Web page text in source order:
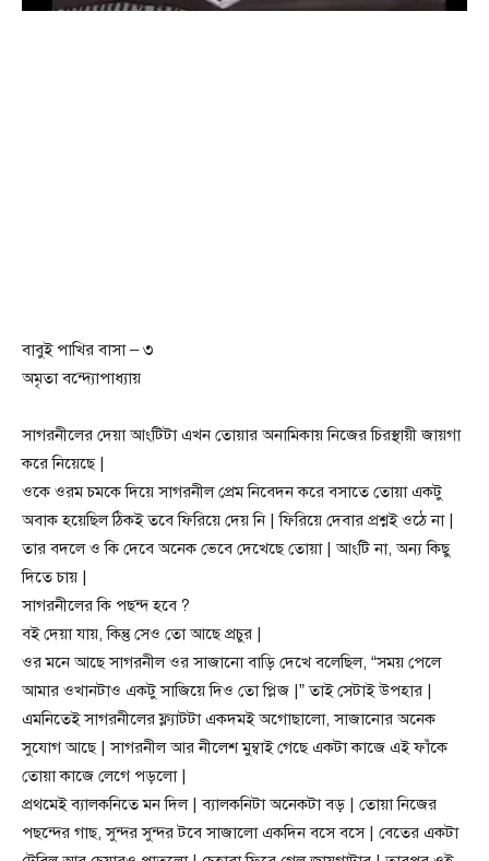
বাবুই পাখির বাসা – ৩
অমৃতা বন্দ্যোপাধ্যায়
সাগরনীলের দেয়া আংটিটা এখন তোয়ার অনামিকায় নিজের চিরস্থায়ী জায়গা
করে নিয়েছে |
ওকে ওরম চমকে দিয়ে সাগরনীল প্রেম নিবেদন করে বসাতে তোয়া একটু
অবাক হয়েছিল ঠিকই তবে ফিরিয়ে দেয় নি | ফিরিয়ে দেবার প্রশ্নই ওঠে না |
তার বদলে ও কি দেবে অনেক ভেবে দেখেছে তোয়া | আংটি না, অন্য কিছু
দিতে চায় |
সাগরনীলের কি পছন্দ হবে ?
বই দেয়া যায়, কিন্তু সেও তো আছে প্রচুর |
ওর মনে আছে সাগরনীল ওর সাজানো বাড়ি দেখে বলেছিল, “সময় পেলে
আমার ওখানটাও একটু সাজিয়ে দিও তো প্লিজ |” তাই সেটাই উপহার |
এমনিতেই সাগরনীলের ফ্ল্যাটটা একদমই অগোছালো, সাজানোর অনেক
সুযোগ আছে | সাগরনীল আর নীলেশ মুম্বাই গেছে একটা কাজে এই ফাঁকে
তোয়া কাজে লেগে পড়লো |
প্রথমেই ব্যালকনিতে মন দিল | ব্যালকনিটা অনেকটা বড় | তোয়া নিজের
পছন্দের গাছ, সুন্দর সুন্দর টবে সাজালো একদিন বসে বসে | বেতের একটা